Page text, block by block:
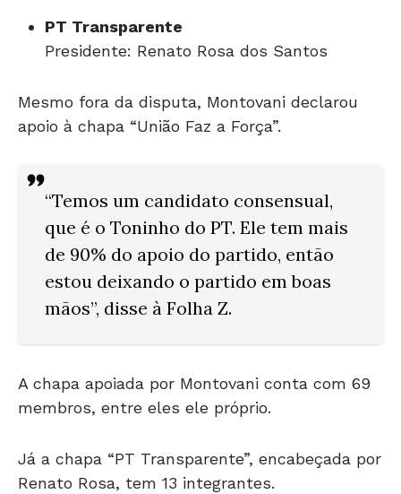
PT Transparente
Presidente: Renato Rosa dos Santos
Mesmo fora da disputa, Montovani declarou
apoio à chapa “União Faz a Força”.
“Temos um candidato consensual,
que é o Toninho do PT. Ele tem mais
de 90% do apoio do partido, então
estou deixando o partido em boas
mãos”, disse à Folha Z.
A chapa apoiada por Montovani conta com 69
membros, entre eles ele próprio.
Já a chapa “PT Transparente”, encabeçada por
Renato Rosa, tem 13 integrantes.